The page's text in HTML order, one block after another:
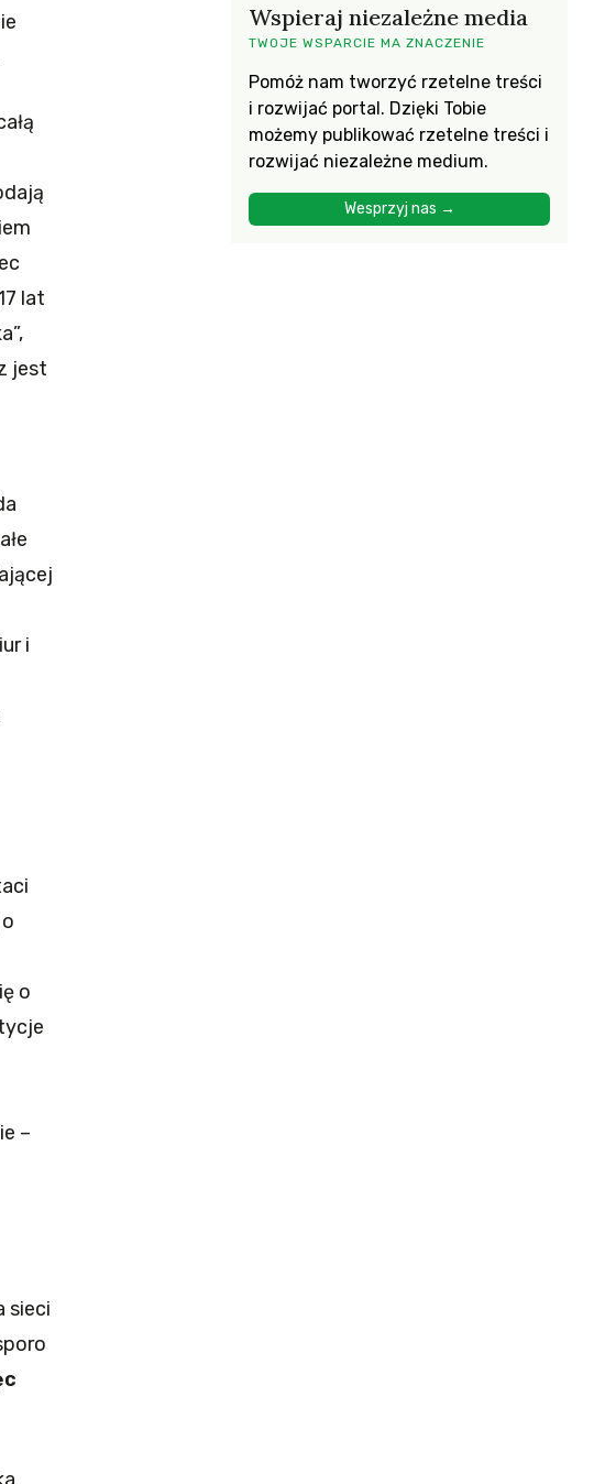
lat
jest
i
o
–
sieci
Wspieraj niezależne media
TWOJE WSPARCIE MA ZNACZENIE
Pomóż nam tworzyć rzetelne treści
i rozwijać portal. Dzięki Tobie
możemy publikować rzetelne treści i
rozwijać niezależne medium.
Wesprzyj nas →